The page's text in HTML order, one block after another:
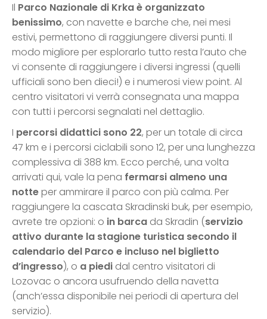
Il Parco Nazionale di Krka è organizzato
benissimo, con navette e barche che, nei mesi
estivi, permettono di raggiungere diversi punti. Il
modo migliore per esplorarlo tutto resta l’auto che
vi consente di raggiungere i diversi ingressi (quelli
ufficiali sono ben dieci!) e i numerosi view point. Al
centro visitatori vi verrà consegnata una mappa
con tutti i percorsi segnalati nel dettaglio.
I percorsi didattici sono 22, per un totale di circa
47 km e i percorsi ciclabili sono 12, per una lunghezza
complessiva di 388 km. Ecco perché, una volta
arrivati qui, vale la pena fermarsi almeno una
notteper ammirare il parco con più calma. Per
raggiungere la cascata Skradinski buk, per esempio,
avrete tre opzioni: o in barca da Skradin (servizio
attivo durante la stagione turistica secondo il
calendario del Parco e incluso nel biglietto
d’ingresso), o a piedi dal centro visitatori di
Lozovac o ancora usufruendo della navetta
(anch’essa disponibile nei periodi di apertura del
servizio).